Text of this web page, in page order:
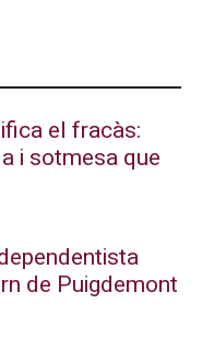
el fracàs:
i sotmesa que
de Puigdemont